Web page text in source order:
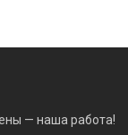
— наша работа!